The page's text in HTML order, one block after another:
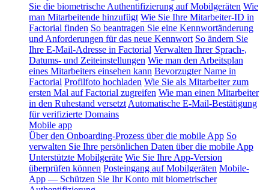
Sie die biometrische Authentifizierung auf Mobilgeräten Wie
man Mitarbeitende hinzufügt Wie Sie Ihre Mitarbeiter-ID in
Factorial finden So beantragen Sie eine Kennwortänderung
und Anforderungen für das neue Kennwort So ändern Sie
Ihre E-Mail-Adresse in Factorial Verwalten Ihrer Sprach-,
Datums- und Zeiteinstellungen Wie man den Arbeitsplan
eines Mitarbeiters einsehen kann Bevorzugter Name in
Factorial Profilfoto hochladen Wie Sie als Mitarbeiter zum
ersten Mal auf Factorial zugreifen Wie man einen Mitarbeiter
in den Ruhestand versetzt Automatische E-Mail-Bestätigung
für verifizierte Domains
Mobile app
Über den Onboarding-Prozess über die mobile App So
verwalten Sie Ihre persönlichen Daten über die mobile App
Unterstützte Mobilgeräte Wie Sie Ihre App-Version
überprüfen können Posteingang auf Mobilgeräten Mobile-
App — Schützen Sie Ihr Konto mit biometrischer